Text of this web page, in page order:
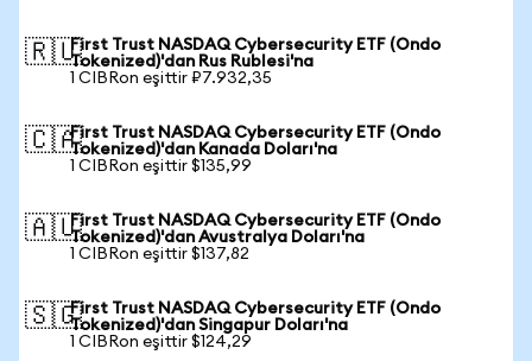
🇷🇺First Trust NASDAQ Cybersecurity ETF (Ondo
Tokenized)'dan Rus Rublesi'na
1 CIBRon eşittir ₽7.932,35
🇨🇦First Trust NASDAQ Cybersecurity ETF (Ondo
Tokenized)'dan Kanada Doları'na
1 CIBRon eşittir $135,99
🇦🇺First Trust NASDAQ Cybersecurity ETF (Ondo
Tokenized)'dan Avustralya Doları'na
1 CIBRon eşittir $137,82
🇸🇬First Trust NASDAQ Cybersecurity ETF (Ondo
Tokenized)'dan Singapur Doları'na
1 CIBRon eşittir $124,29